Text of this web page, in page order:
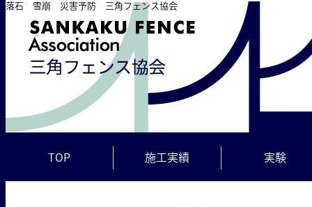
落石 雪崩 災害予防 三角フェンス協会
TOP 施工実績 実験